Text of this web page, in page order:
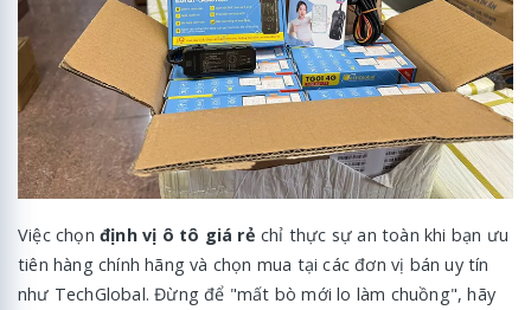
Việc chọn định vị ô tô giá rẻ chỉ thực sự an toàn khi bạn ưu
tiên hàng chính hãng và chọn mua tại các đơn vị bán uy tín
như TechGlobal. Đừng để "mất bò mới lo làm chuồng", hãy